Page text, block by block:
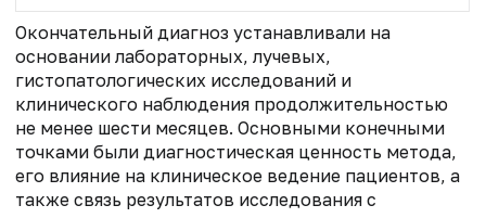
Окончательный диагноз устанавливали на
основании лабораторных, лучевых,
гистопатологических исследований и
клинического наблюдения продолжительностью
не менее шести месяцев. Основными конечными
точками были диагностическая ценность метода,
его влияние на клиническое ведение пациентов, а
также связь результатов исследования с